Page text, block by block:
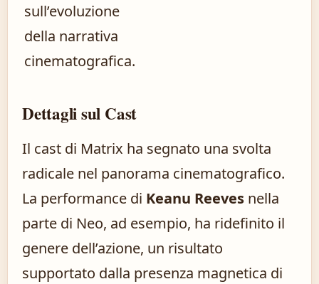
sull’evoluzione
della narrativa
cinematografica.
Dettagli sul Cast
Il cast di Matrix ha segnato una svolta
radicale nel panorama cinematografico.
La performance di Keanu Reeves nella
parte di Neo, ad esempio, ha ridefinito il
genere dell’azione, un risultato
supportato dalla presenza magnetica di